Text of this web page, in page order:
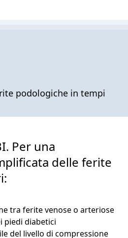
podologiche in tempi
Per una
delle ferite
tra ferite venose o arteriose
piedi diabetici
del livello di compressione